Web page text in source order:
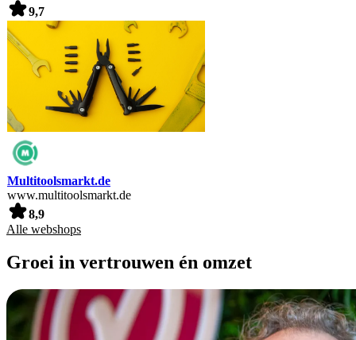
9,7
Multitoolsmarkt.de
www.multitoolsmarkt.de
8,9
Alle webshops
Groei in vertrouwen én omzet